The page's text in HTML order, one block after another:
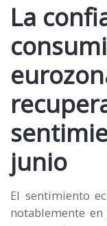
La
junio
El sentimiento
notablemente